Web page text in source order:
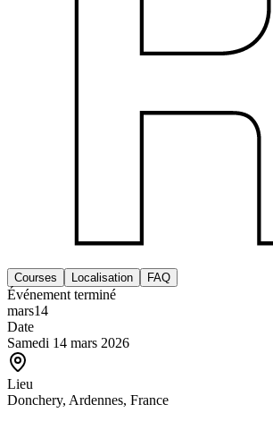
Courses Localisation FAQ
Événement terminé
mars14
Date
Samedi 14 mars 2026
Lieu
Donchery, Ardennes, France